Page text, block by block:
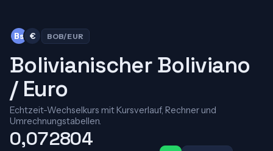
Bs € BOB/EUR
Bolivianischer Boliviano
/ Euro
Echtzeit-Wechselkurs mit Kursverlauf, Rechner und
Umrechnungstabellen.
0,072804